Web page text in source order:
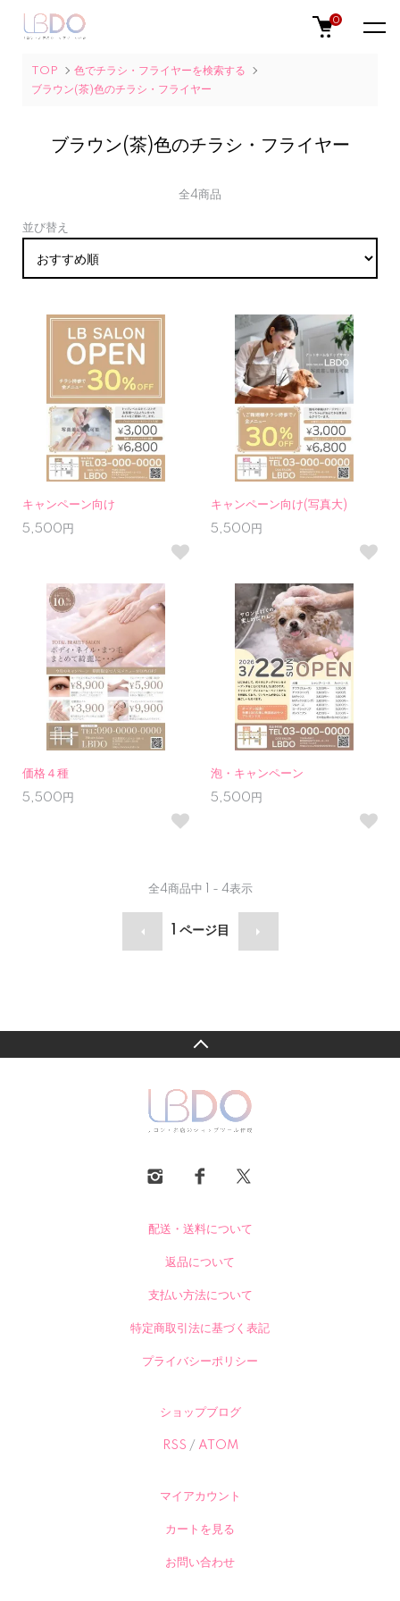
0
TOP
色でチラシ・フライヤーを検索する
ブラウン(茶)色のチラシ・フライヤー
ブラウン(茶)色のチラシ・フライヤー
全4商品
並び替え
キャンペーン向け
5,500円
キャンペーン向け(写真大)
5,500円
価格４種
5,500円
泡・キャンペーン
5,500円
全4商品中 1 - 4表示
ページ目
配送・送料について
返品について
支払い方法について
特定商取引法に基づく表記
プライバシーポリシー
ショップブログ
RSS / ATOM
マイアカウント
カートを見る
お問い合わせ